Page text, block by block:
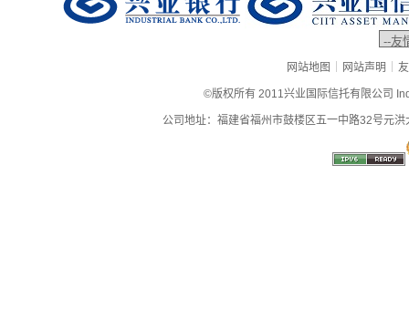
网站地图 | 网站声明 |
©版权所有 2011兴业国际信托有限公司
公司地址：福建省福州市鼓楼区五一中路32号元